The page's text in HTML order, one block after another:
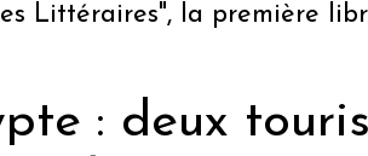
la première
: deux